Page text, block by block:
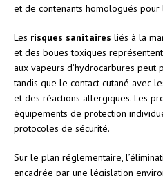
et de contenants homologués
Les risques sanitaires liés à la
et des boues toxiques
aux vapeurs d’hydrocarbures peut
tandis que le contact cutané avec
et des réactions allergiques. Les
équipements de protection
protocoles de sécurité.
Sur le plan réglementaire,
encadrée par une législation